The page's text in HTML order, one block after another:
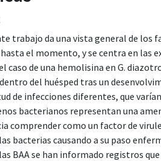
trabajo da una vista general de los
el momento, y se centra en las
caso de una hemolisina en G.
del huésped tras un
de infecciones diferentes, que
bacterianos representan una
comprender como un factor de
bacterias causando a su paso
BAA se han informado registros